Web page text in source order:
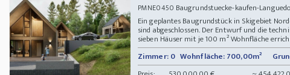
PMNE0450 Baugrundstuecke-kaufen-
Ein geplantes Baugrundstück in Skigebiet
sind abgeschlossen. Der Entwurf und die
sieben Häuser mit je 100 m² Wohnfläche
Zimmer: 0 Wohnfläche: 700,00m²